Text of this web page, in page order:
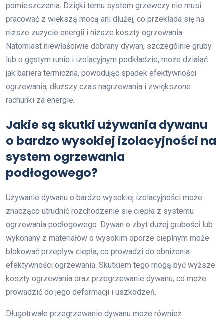
pomieszczenia. Dzięki temu system grzewczy nie musi
pracować z większą mocą ani dłużej, co przekłada się na
niższe zużycie energii i niższe koszty ogrzewania.
Natomiast niewłaściwie dobrany dywan, szczególnie gruby
lub o gęstym runie i izolacyjnym podkładzie, może działać
jak bariera termiczna, powodując spadek efektywności
ogrzewania, dłuższy czas nagrzewania i zwiększone
rachunki za energię.
Jakie są skutki używania dywanu
o bardzo wysokiej izolacyjności na
system ogrzewania
podłogowego?
Używanie dywanu o bardzo wysokiej izolacyjności może
znacząco utrudnić rozchodzenie się ciepła z systemu
ogrzewania podłogowego. Dywan o zbyt dużej grubości lub
wykonany z materiałów o wysokim oporze cieplnym może
blokować przepływ ciepła, co prowadzi do obniżenia
efektywności ogrzewania. Skutkiem tego mogą być wyższe
koszty ogrzewania oraz przegrzewanie dywanu, co może
prowadzić do jego deformacji i uszkodzeń.
Długotrwałe przegrzewanie dywanu może również